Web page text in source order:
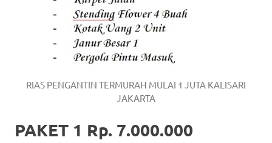
RIAS PENGANTIN TERMURAH MULAI 1 JUTA KALISARI
JAKARTA
PAKET 1 Rp. 7.000.000